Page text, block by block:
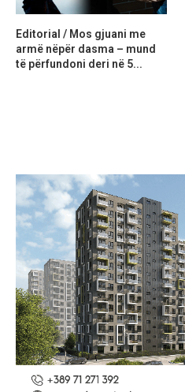
Editorial / Mos gjuani me
armë nëpër dasma – mund
të përfundoni deri në 5...